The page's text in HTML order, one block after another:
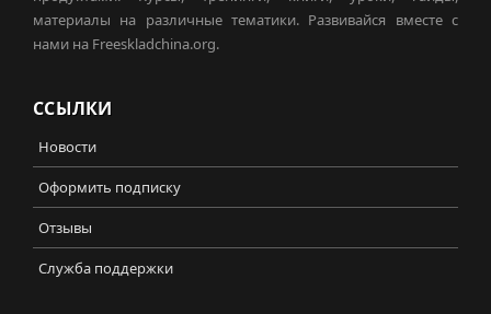
материалы на различные тематики. Развивайся вместе с
нами на Freeskladchina.org.
ССЫЛКИ
Новости
Оформить подписку
Отзывы
Служба поддержки